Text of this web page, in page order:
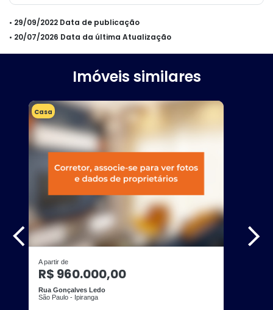
• 29/09/2022 Data de publicação
• 20/07/2026 Data da última Atualização
Imóveis similares
Casa
A partir de
R$ 960.000,00
Rua Gonçalves Ledo
São Paulo - Ipiranga